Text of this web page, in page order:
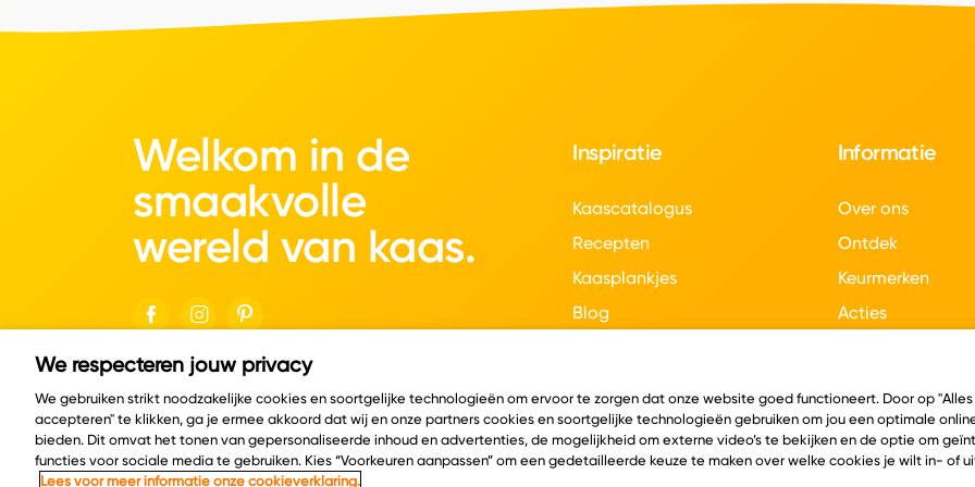
Welkom in de
smaakvolle
wereld van kaas.
© Copyright 2026 Velder
Inspiratie
Kaascatalogus
Recepten
Kaasplankjes
Blog
Informatie
Over ons
Ontdek
Keurmerken
Acties
We respecteren jouw privacy
We gebruiken strikt noodzakelijke cookies en soortgelijke technologieën om ervoor te zorgen dat onze website goed functioneert. Door op "Alles
accepteren" te klikken, ga je ermee akkoord dat wij en onze partners cookies en soortgelijke technologieën gebruiken om jou een optimale
bieden. Dit omvat het tonen van gepersonaliseerde inhoud en advertenties, de mogelijkheid om externe video’s te bekijken en de optie om
functies voor sociale media te gebruiken. Kies “Voorkeuren aanpassen” om een gedetailleerde keuze te maken over welke cookies je wilt in- of
Lees voor meer informatie onze cookieverklaring.